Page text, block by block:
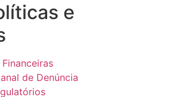
e
de Denúncia